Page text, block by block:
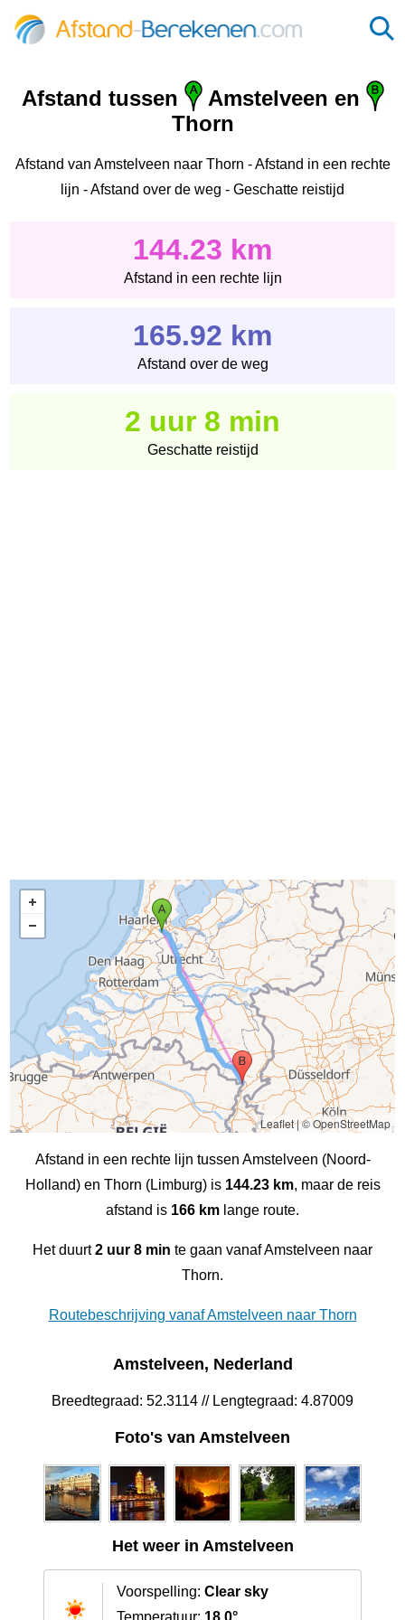
Afstand tussen
Amstelveen en
Thorn
Afstand van Amstelveen naar Thorn - Afstand in een rechte
lijn - Afstand over de weg - Geschatte reistijd
144.23 km
Afstand in een rechte lijn
165.92 km
Afstand over de weg
2 uur 8 min
Geschatte reistijd
Leaflet|© OpenStreetMap
Afstand in een rechte lijn tussen Amstelveen (Noord-
Holland) en Thorn (Limburg) is 144.23 km, maar de reis
afstand is 166 km lange route.
Het duurt2 uur 8 min te gaan vanaf Amstelveen naar
Thorn.
Routebeschrijving vanaf Amstelveen naar Thorn
Amstelveen, Nederland
Breedtegraad: 52.3114 // Lengtegraad: 4.87009
Foto's van Amstelveen
Het weer in Amstelveen
Voorspelling: Clear sky